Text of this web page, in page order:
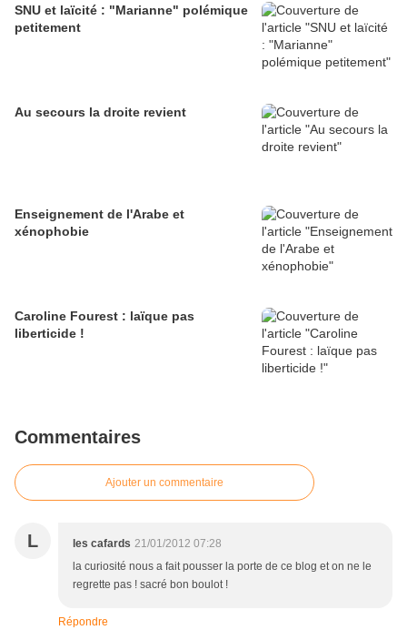
SNU et laïcité : "Marianne" polémique
petitement
Au secours la droite revient
Enseignement de l'Arabe et
xénophobie
Caroline Fourest : laïque pas
liberticide !
Commentaires
Ajouter un commentaire
L les cafards 21/01/2012 07:28
la curiosité nous a fait pousser la porte de ce blog et on ne le
regrette pas ! sacré bon boulot !
Répondre